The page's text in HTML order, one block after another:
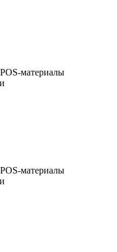
материалы
материалы